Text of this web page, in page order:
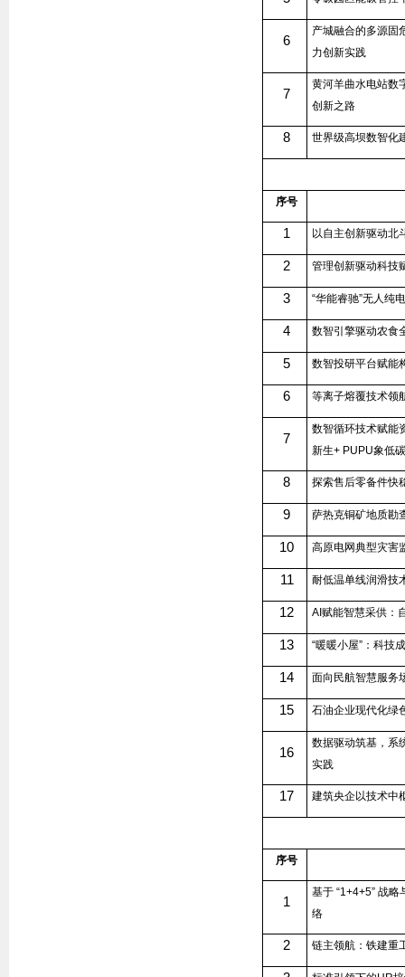
6
产城融合的多源固
力创新实践
7
黄河羊曲水电站数
创新之路
8 世界级高坝数智化
序号
1 以自主创新驱动北
2 管理创新驱动科技
3 “华能睿驰”无人纯
4 数智引擎驱动农食
5 数智投研平台赋能
6 等离子熔覆技术领
7
数智循环技术赋能
新生+ PUPU象低
8 探索售后零备件快
9 萨热克铜矿地质勘
10 高原电网典型灾害
11 耐低温单线润滑技
12 AI 赋能智慧采供：
13 “暖暖小屋”：科技
14 面向民航智慧服务
15 石油企业现代化绿
16
数据驱动筑基，系
实践
17 建筑央企以技术中
序号
1
基于 “1+4+5” 战略
络
2 链主领航：铁建重